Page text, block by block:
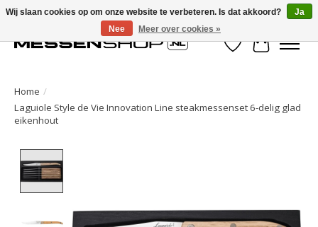
Verlanglijst
Home /
Laguiole Style de Vie Innovation Line steakmessenset 6-delig glad
eikenhout
Wij slaan cookies op om onze website te verbeteren. Is dat akkoord?
Ja
Nee
Meer over cookies »